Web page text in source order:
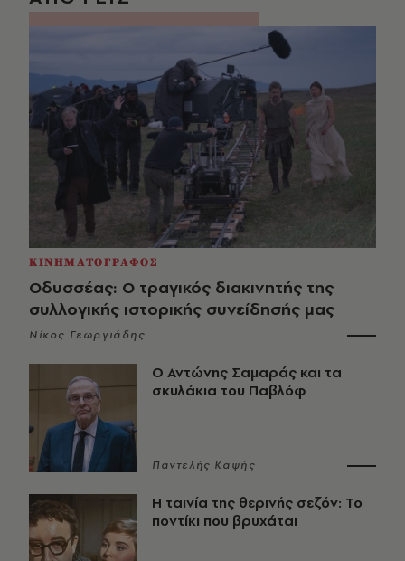
ΚΙΝΗΜΑΤΟΓΡΑΦΟΣ
Οδυσσέας: Ο τραγικός διακινητής της
συλλογικής ιστορικής συνείδησής μας
Νίκος Γεωργιάδης
Ο Αντώνης Σαμαράς και τα
σκυλάκια του Παβλόφ
Παντελής Καψής
Η ταινία της θερινής σεζόν: Το
ποντίκι που βρυχάται